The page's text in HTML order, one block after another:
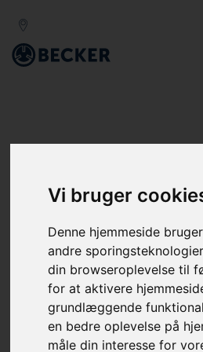
Vi bruger
Denne hjemmeside
andre
din browseroplevelse til
for at aktivere
grundlæggende
en bedre oplevelse på
måle din interesse for